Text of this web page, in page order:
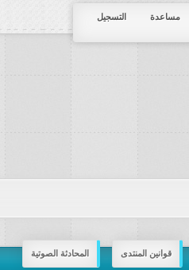
التسجيل مساعدة
قوانين المنتدى المحادثة الصوتية